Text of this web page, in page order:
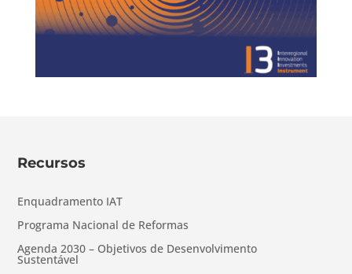
Recursos
Enquadramento IAT
Programa Nacional de Reformas
Agenda 2030 – Objetivos de Desenvolvimento
Sustentável